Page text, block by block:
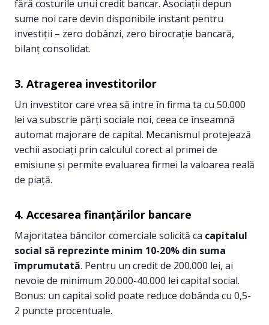
fără costurile unui credit bancar. Asociații depun
sume noi care devin disponibile instant pentru
investiții – zero dobânzi, zero birocrație bancară,
bilanț consolidat.
3. Atragerea investitorilor
Un investitor care vrea să intre în firma ta cu 50.000
lei va subscrie părți sociale noi, ceea ce înseamnă
automat majorare de capital. Mecanismul protejează
vechii asociați prin calculul corect al primei de
emisiune și permite evaluarea firmei la valoarea reală
de piață.
4. Accesarea finanțărilor bancare
Majoritatea băncilor comerciale solicită ca capitalul
social să reprezinte minim 10-20% din suma
împrumutată. Pentru un credit de 200.000 lei, ai
nevoie de minimum 20.000-40.000 lei capital social.
Bonus: un capital solid poate reduce dobânda cu 0,5-
2 puncte procentuale.